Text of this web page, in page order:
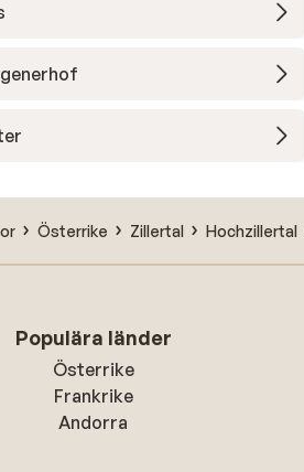
Österrike Zillertal Hochzillertal
Populära länder
Österrike
Frankrike
Andorra